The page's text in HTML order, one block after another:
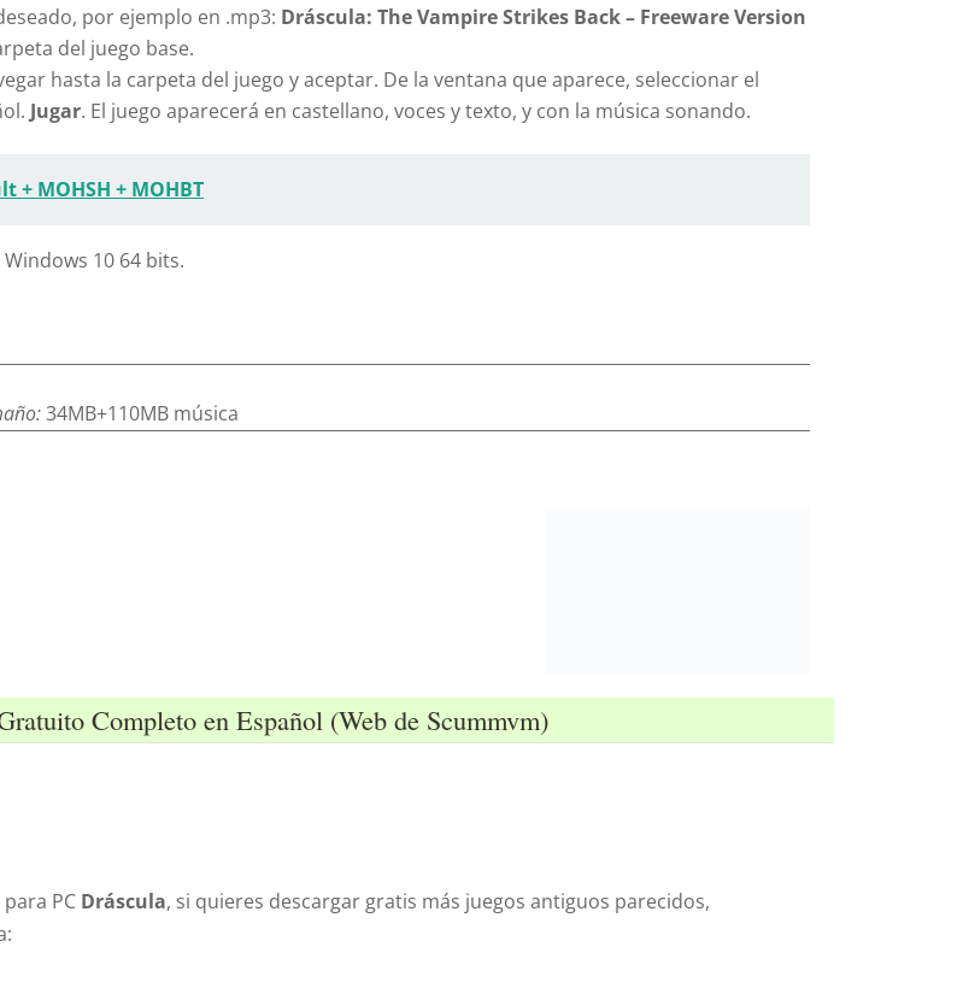
por ejemplo en .mp3: Dráscula: The Vampire Strikes Back – Freeware Version
del juego base.
hasta la carpeta del juego y aceptar. De la ventana que aparece, seleccionar el
Jugar. El juego aparecerá en castellano, voces y texto, y con la música sonando.
+ MOHSH + MOHBT
10 64 bits.
34MB+110MB música
Completo en Español (Web de Scummvm)
PC Dráscula, si quieres descargar gratis más juegos antiguos parecidos,